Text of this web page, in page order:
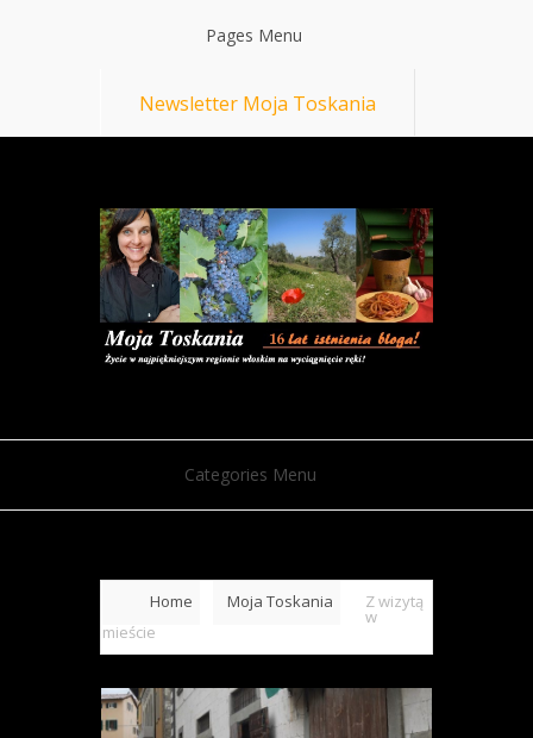
Pages Menu
Newsletter Moja Toskania
Categories Menu
Home Moja Toskania Z wizytą
w
mieście